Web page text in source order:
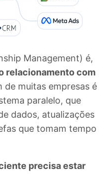
Management) é,
relacionamento com
de muitas empresas é
paralelo, que
dados, atualizações
que tomam tempo
precisa estar